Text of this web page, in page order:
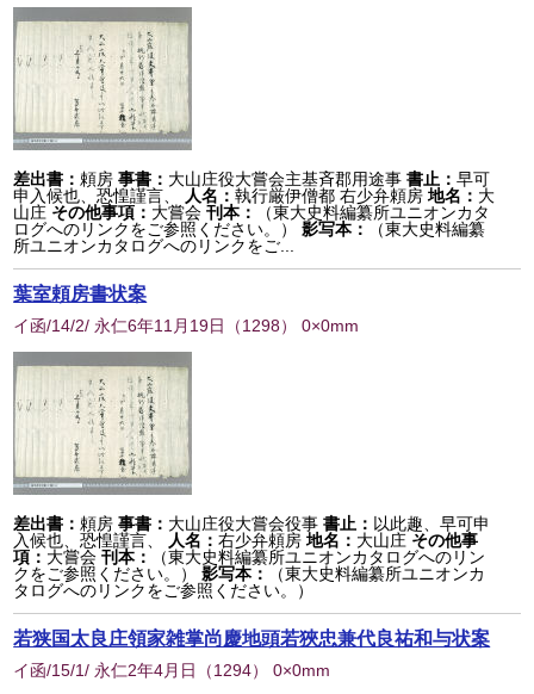
差出書： 頼房 事書： 大山庄役大嘗会主基斉郡用途事 書止：早可
申入候也、恐惶謹言、
人名：執行厳伊僧都 右少弁頼房 地名： 大
山庄 その他事項： 大嘗会 刊本：
（東大史料編纂所ユニオンカタ
ログへのリンクをご参照ください。）
影写本：
（東大史料編纂
所ユニオンカタログへのリンクをご...
葉室頼房書状案
イ函/14/2/ 永仁6年11月19日 （1298） 0×0mm
差出書： 頼房 事書： 大山庄役大嘗会役事 書止： 以此趣、早可申
入候也、恐惶謹言、
人名：右少弁頼房 地名： 大山庄 その他事
項： 大嘗会 刊本：
（東大史料編纂所ユニオンカタログへのリン
クをご参照ください。）
影写本：
（東大史料編纂所ユニオンカ
タログへのリンクをご参照ください。）
若狭国太良庄領家雑掌尚慶地頭若狹忠兼代良祐和与状案
イ函/15/1/ 永仁2年4月日 （1294） 0×0mm